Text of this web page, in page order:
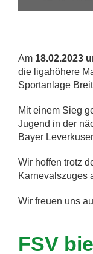
Am 18.02.2023
die ligahöhere
Sportanlage
Mit einem Sieg
Jugend in der
Bayer
Wir hoffen trotz
Karnevalszuges
Wir freuen uns
FSV